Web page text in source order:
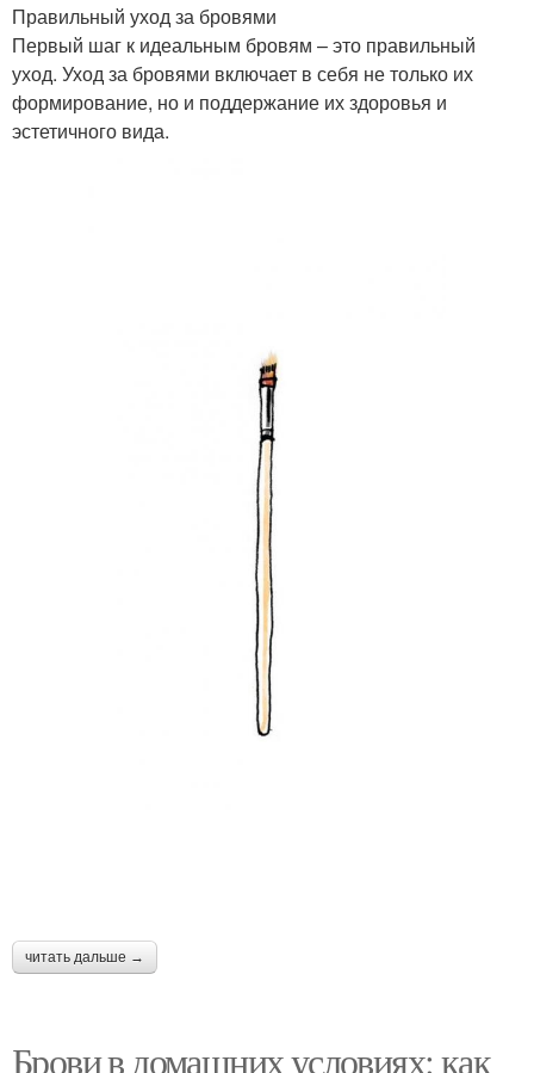
Правильный уход за бровями
Первый шаг к идеальным бровям – это правильный
уход. Уход за бровями включает в себя не только их
формирование, но и поддержание их здоровья и
эстетичного вида.
читать дальше →
Брови в домашних условиях: как